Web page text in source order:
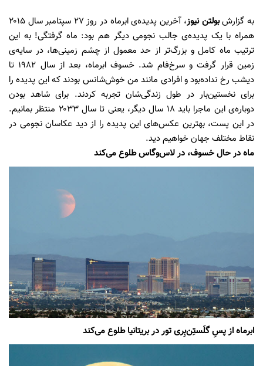
به گزارشبولتن نیوز
، آخرین پدیده‌ی ابرماه در روز ۲۷ سپتامبر سال ۲۰۱۵
همراه با یک پدیده‌ی جالب نجومی دیگر هم بود: ماه گرفتگی! به این
ترتیب ماه کامل و بزرگ‌تر از حد معمول از چشم زمینی‌ها، در سایه‌ی
زمین قرار گرفت و سرخ‌فام شد. خسوف ابرماه، بعد از سال ۱۹۸۲ تا
دیشب رخ نداده‌بود و افرادی مانند من خوش‌شانس بودند که این پدیده را
برای نخستین‌بار در طول زندگی‌شان تجربه کردند. برای شاهد بودن
دوباره‌ی این ماجرا باید ۱۸ سال دیگر، یعنی تا سال ۲۰۳۳ منتظر بمانیم.
در این پست، بهترین عکس‌های این پدیده را از دید عکاسان نجومی در
نقاط مختلف جهان خواهیم دید.
ماه در حال خسوف، در لاس‌وگاس طلوع می‌کند
ابرماه از پسِ گلَستِن‌بِری تور در بریتانیا طلوع می‌کند